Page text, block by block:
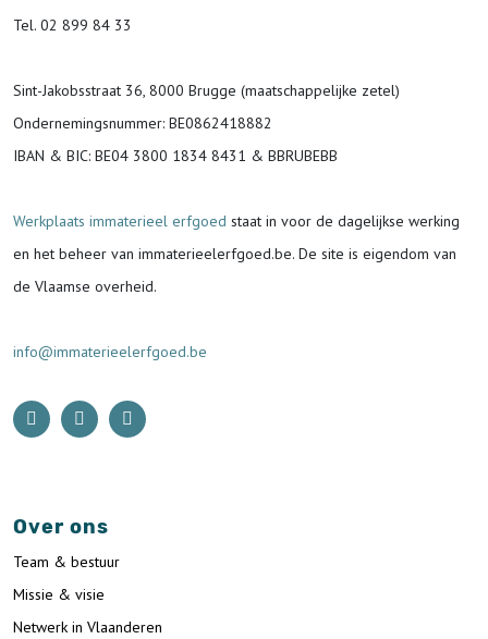
Tel. 02 899 84 33
Sint-Jakobsstraat 36, 8000 Brugge (maatschappelijke zetel)
Ondernemingsnummer: BE0862418882
IBAN & BIC: BE04 3800 1834 8431 & BBRUBEBB
Werkplaats immaterieel erfgoed staat in voor de dagelijkse werking
en het beheer van immaterieelerfgoed.be. De site is eigendom van
de Vlaamse overheid.
info@immaterieelerfgoed.be
Over ons
Team & bestuur
Missie & visie
Netwerk in Vlaanderen